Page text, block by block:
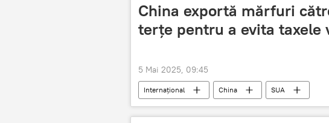
China exportă mărfuri
terțe pentru a evita taxele
5 Mai 2025, 09:45
Internațional China SUA